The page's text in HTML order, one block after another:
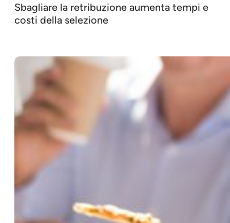
Sbagliare la retribuzione aumenta tempi e
costi della selezione